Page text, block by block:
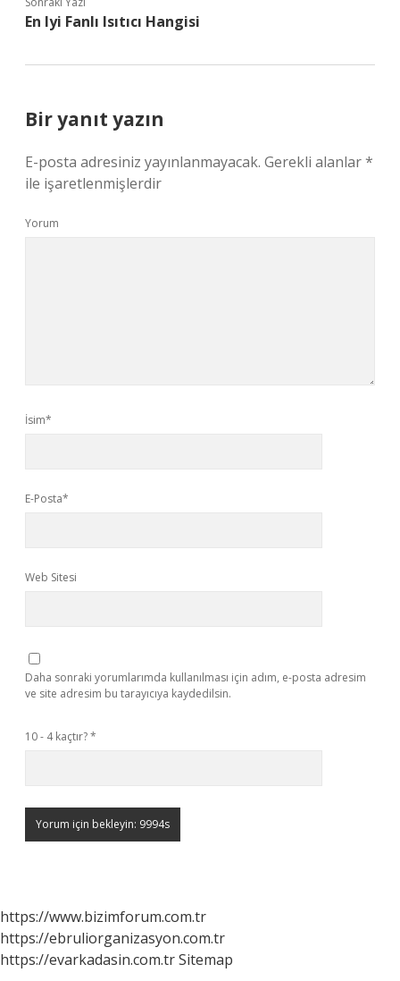
En Iyi Fanlı Isıtıcı Hangisi
Bir yanıt yazın
E-posta adresiniz yayınlanmayacak. Gerekli alanlar*
ile işaretlenmişlerdir
Yorum
İsim*
E-Posta*
Web Sitesi
Daha sonraki yorumlarımda kullanılması için adım, e-posta adresim
ve site adresim bu tarayıcıya kaydedilsin.
10 - 4 kaçtır?*
https://www.bizimforum.com.tr
https://ebruliorganizasyon.com.tr
https://evarkadasin.com.trSitemap